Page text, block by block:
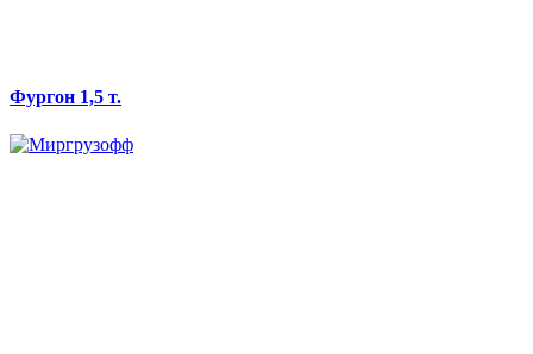
Фургон 1,5 т.